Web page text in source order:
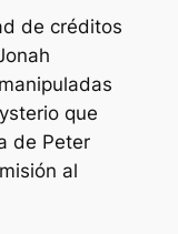
de créditos
que
de Peter
al